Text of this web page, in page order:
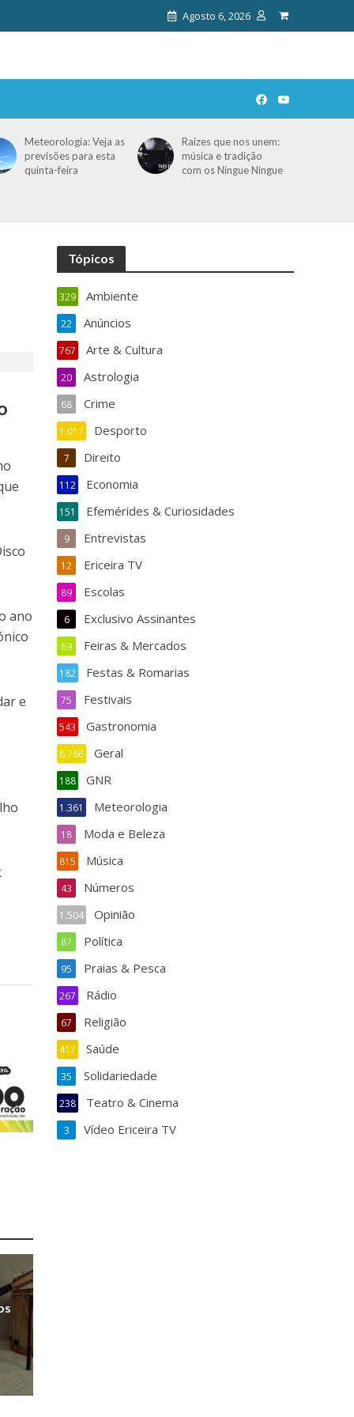
Agosto 6, 2026
Meteorologia: Veja as
previsões para esta
quinta-feira
Raízes que nos unem:
música e tradição
com os Ningue Ningue
ano
e
Tópicos
Ambiente
329
Anúncios
22
Arte & Cultura
767
Astrologia
20
Crime
68
Desporto
1.017
Direito
7
Economia
112
Efemérides & Curiosidades
151
Entrevistas
9
Ericeira TV
12
Escolas
89
Exclusivo Assinantes
6
Feiras & Mercados
69
Festas & Romarias
182
Festivais
75
Gastronomia
543
Geral
6.766
GNR
188
Meteorologia
1.361
Moda e Beleza
18
Música
815
Números
43
Opinião
1.504
Política
87
Praias & Pesca
95
Rádio
267
Religião
67
Saúde
417
Solidariedade
35
Teatro & Cinema
238
Vídeo Ericeira TV
3